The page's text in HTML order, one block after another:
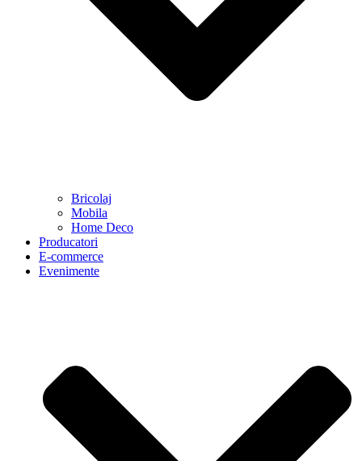
Bricolaj
Mobila
Home Deco
Producatori
E-commerce
Evenimente